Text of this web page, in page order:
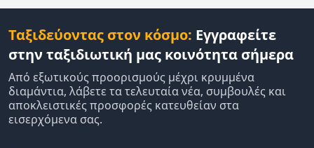
Ταξιδεύοντας στον κόσμο: Εγγραφείτε
στην ταξιδιωτική μας κοινότητα σήμερα
Από εξωτικούς προορισμούς μέχρι κρυμμένα
διαμάντια, λάβετε τα τελευταία νέα, συμβουλές και
αποκλειστικές προσφορές κατευθείαν στα
εισερχόμενα σας.